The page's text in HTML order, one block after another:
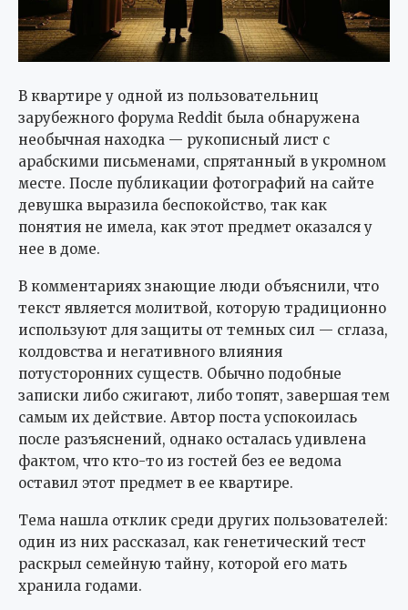
В квартире у одной из пользовательниц
зарубежного форума Reddit была обнаружена
необычная находка — рукописный лист с
арабскими письменами, спрятанный в укромном
месте. После публикации фотографий на сайте
девушка выразила беспокойство, так как
понятия не имела, как этот предмет оказался у
нее в доме.
В комментариях знающие люди объяснили, что
текст является молитвой, которую традиционно
используют для защиты от темных сил — сглаза,
колдовства и негативного влияния
потусторонних существ. Обычно подобные
записки либо сжигают, либо топят, завершая тем
самым их действие. Автор поста успокоилась
после разъяснений, однако осталась удивлена
фактом, что кто-то из гостей без ее ведома
оставил этот предмет в ее квартире.
Тема нашла отклик среди других пользователей:
один из них рассказал, как генетический тест
раскрыл семейную тайну, которой его мать
хранила годами.